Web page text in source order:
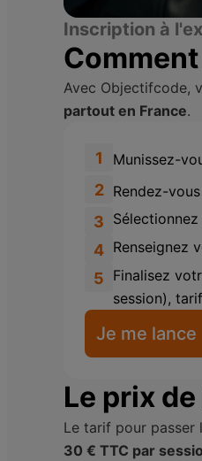
Inscription à
Avec Objectifcode,
partout en France.
1 Munissez-
2 Rendez-
3
4 Renseignez
5 Finalisez
session),
Je me lance
Le prix
Le tarif pour passer
30 € TTC par